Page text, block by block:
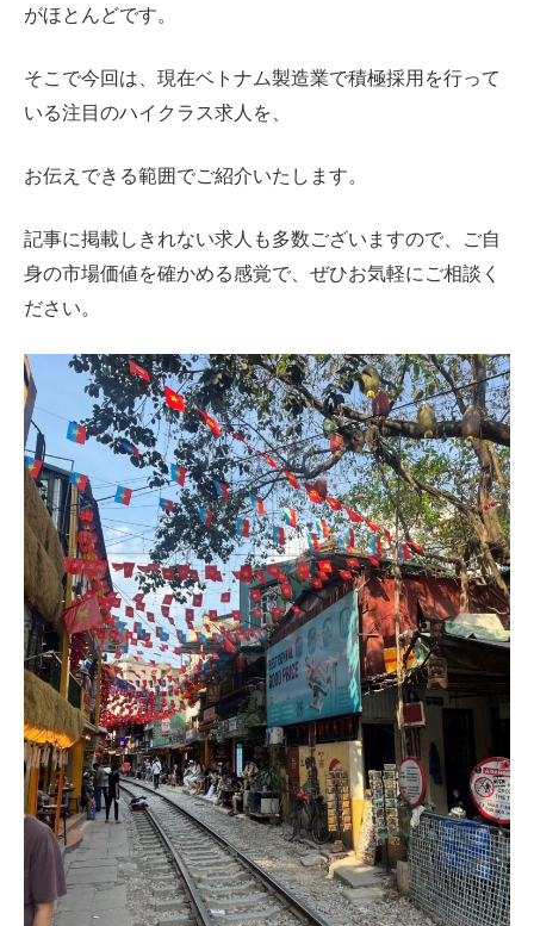
がほとんどです。
そこで今回は、現在ベトナム製造業で積極採用を行って
いる注目のハイクラス求人を、
お伝えできる範囲でご紹介いたします。
記事に掲載しきれない求人も多数ございますので、ご自
身の市場価値を確かめる感覚で、ぜひお気軽にご相談く
ださい。